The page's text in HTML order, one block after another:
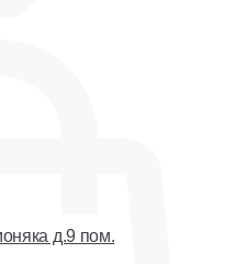
д.9 пом.